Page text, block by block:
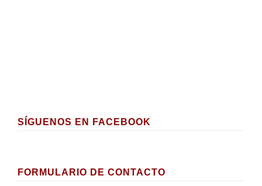
SÍGUENOS EN FACEBOOK
FORMULARIO DE CONTACTO